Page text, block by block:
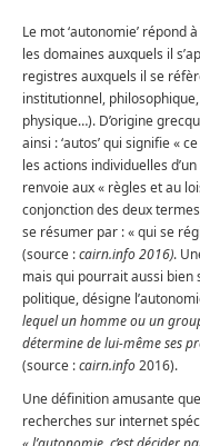
Le mot ‘autonomie’ répond
les domaines auxquels il
registres auxquels il se
institutionnel,
physique…). D’origine
ainsi : ‘autos’ qui signifie «
les actions individuelles
renvoie aux « règles et au
conjonction des deux
se résumer par : « qui se
(source :cairn.info 2016).
mais qui pourrait aussi bien
politique, désigne
lequel un homme ou un
détermine de lui-même ses
(source :cairn.info2016).
Une définition amusante
recherches sur internet